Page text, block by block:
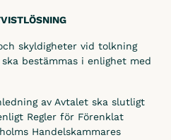
skyldigheter vid tolkning
bestämmas i enlighet med
av Avtalet ska slutligt
Regler för Förenklat
Handelskammares